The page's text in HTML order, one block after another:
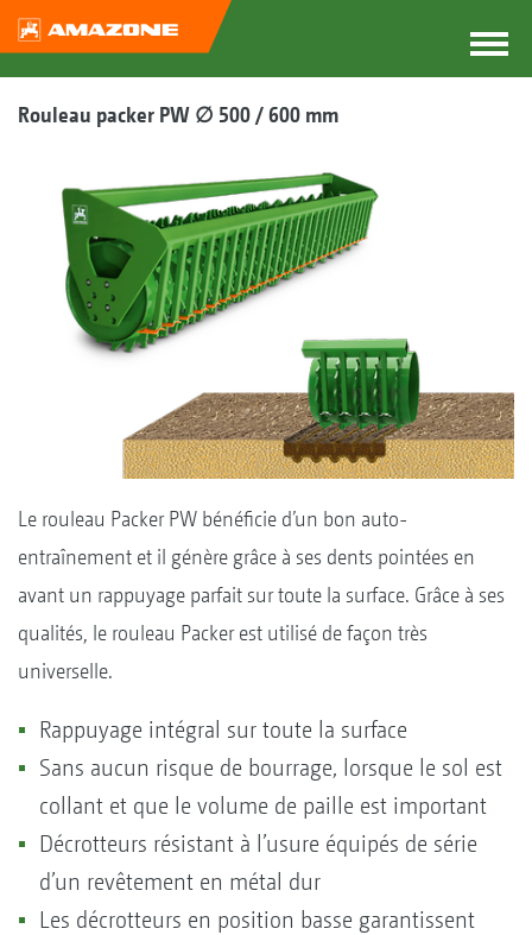
Rouleau packer PW ∅ 500 / 600 mm
Le rouleau Packer PW bénéficie d’un bon auto-
entraînement et il génère grâce à ses dents pointées en
avant un rappuyage parfait sur toute la surface. Grâce à ses
qualités, le rouleau Packer est utilisé de façon très
universelle.
Rappuyage intégral sur toute la surface
Sans aucun risque de bourrage, lorsque le sol est
collant et que le volume de paille est important
Décrotteurs résistant à l’usure équipés de série
d’un revêtement en métal dur
Les décrotteurs en position basse garantissent